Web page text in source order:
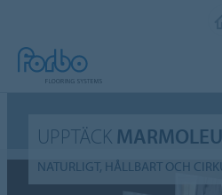
UPPTÄCK
NATURLIGT, HÅLLBART OCH